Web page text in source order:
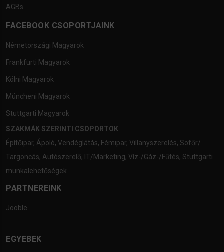
AGBs
FACEBOOK CSOPORTJAINK
Németországi Magyarok
Frankfurti Magyarok
Kölni Magyarok
Müncheni Magyarok
Stuttgarti Magyarok
SZAKMÁK SZERINTI CSOPORTOK
Építőipar, Ápoló, Vendéglátás, Fémipar, Villanyszerelés, Sofőr/
Targoncás, Autószerelő, IT/Marketing, Víz-/Gáz-/Fűtés, Stuttgarti
munkalehetőségek
PARTNEREINK
Jooble
EGYEBEK